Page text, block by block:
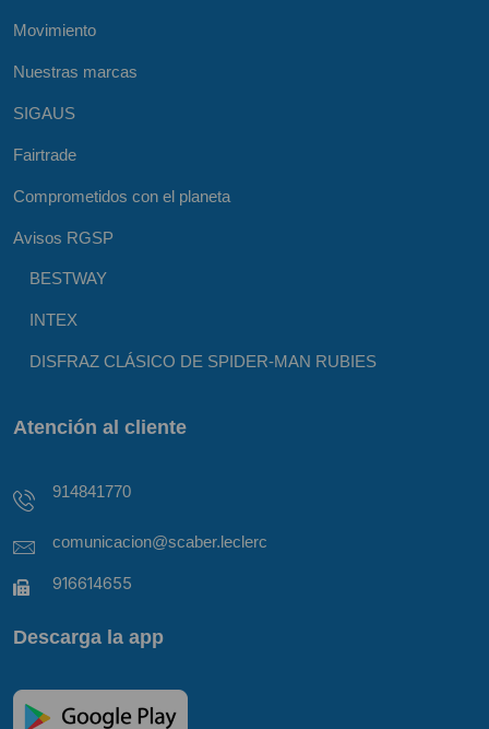
Movimiento
Nuestras marcas
SIGAUS
Fairtrade
Comprometidos con el planeta
Avisos RGSP
BESTWAY
INTEX
DISFRAZ CLÁSICO DE SPIDER-MAN RUBIES
Atención al cliente
914841770
comunicacion@scaber.leclerc
916614655
Descarga la app